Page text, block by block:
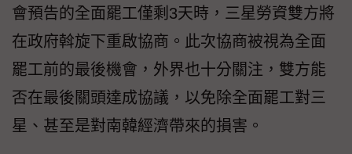
會預告的全面罷工僅剩3天時，三星勞資雙方將
在政府斡旋下重啟協商。此次協商被視為全面
罷工前的最後機會，外界也十分關注，雙方能
否在最後關頭達成協議，以免除全面罷工對三
星、甚至是對南韓經濟帶來的損害。